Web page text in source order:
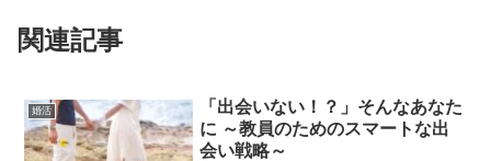
関連記事
婚活
「出会いない！？」そんなあなた
に ～教員のためのスマートな出
会い戦略～